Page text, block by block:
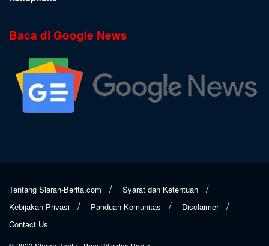
Baca di Google News
Tentang Siaran-Berita.com
Syarat dan Ketentuan
Kebijakan Privasi
Panduan Komunitas
Disclaimer
Contact Us